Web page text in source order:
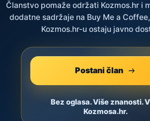
Članstvo pomaže održati Kozmos.hr i
dodatne sadržaje na Buy Me a
Kozmos.hr-u ostaju javno
Postani član
Bez oglasa. Više znanosti.
Kozmosa.hr.